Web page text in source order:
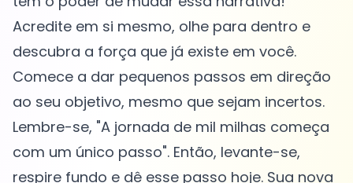
Acredite em si mesmo, olhe para dentro e
descubra a força que já existe em você.
Comece a dar pequenos passos em direção
ao seu objetivo, mesmo que sejam incertos.
Lembre-se, "A jornada de mil milhas começa
com um único passo". Então, levante-se,
respire fundo e dê esse passo hoje. Sua nova